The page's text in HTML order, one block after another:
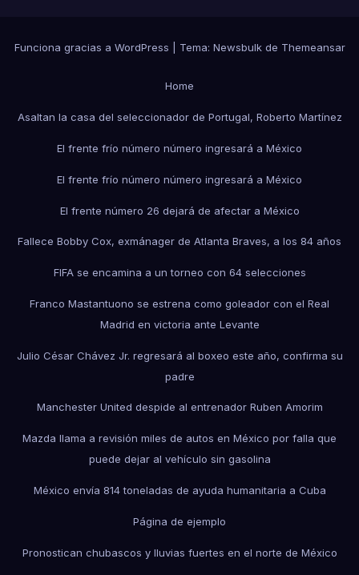
Funciona gracias a WordPress Tema: Newsbulkde Themeansar
Home
Asaltan la casa del seleccionador de Portugal, Roberto Martínez
El frente frío número número ingresará a México
El frente frío número número ingresará a México
El frente número 26 dejará de afectar a México
Fallece Bobby Cox, exmánager de Atlanta Braves, a los 84 años
FIFA se encamina a un torneo con 64 selecciones
Franco Mastantuono se estrena como goleador con el Real
Madrid en victoria ante Levante
Julio César Chávez Jr. regresará al boxeo este año, confirma su
padre
Manchester United despide al entrenador Ruben Amorim
Mazda llama a revisión miles de autos en México por falla que
puede dejar al vehículo sin gasolina
México envía 814 toneladas de ayuda humanitaria a Cuba
Página de ejemplo
Pronostican chubascos y lluvias fuertes en el norte de México